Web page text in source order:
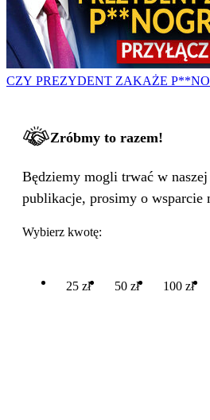
CZY PREZYDENT ZAKAŻE
Zróbmy to razem!
Będziemy mogli trwać w
publikacje, prosimy o wsparcie
Wybierz kwotę:
25 zł 50 zł 100 zł